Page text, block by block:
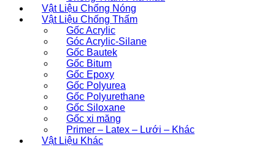
Vật Liệu Chống Nóng
Vật Liệu Chống Thấm
Gốc Acrylic
Góc Acrylic-Silane
Gốc Bautek
Gốc Bitum
Gốc Epoxy
Gốc Polyurea
Gốc Polyurethane
Gốc Siloxane
Gốc xi măng
Primer – Latex – Lưới – Khác
Vật Liệu Khác